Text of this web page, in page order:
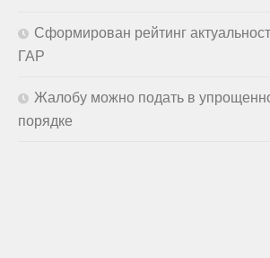
Сформирован рейтинг
ГАР
Жалобу можно подать в
порядке